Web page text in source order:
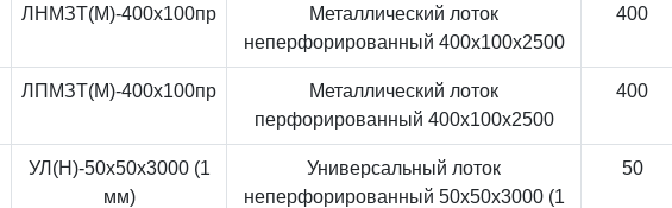
ЛНМЗТ(М)-400x100пр
Металлический лоток
неперфорированный 400x100x2500
400
ЛПМЗТ(М)-400x100пр
Металлический лоток
перфорированный 400x100x2500
400
УЛ(Н)-50x50x3000 (1
мм)
Универсальный лоток
неперфорированный 50x50x3000 (1
50